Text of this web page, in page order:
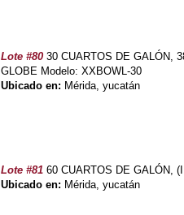
Lote #80 30 CUARTOS DE GALÓN,
GLOBE Modelo: XXBOWL-30
Ubicado en: Mérida, yucatán
Lote #81 60 CUARTOS DE GALÓN,
Ubicado en: Mérida, yucatán